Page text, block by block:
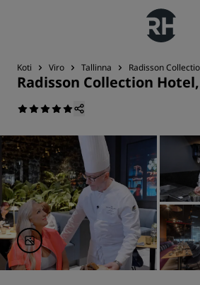
Koti Viro Tallinna Radisson
Radisson Collection